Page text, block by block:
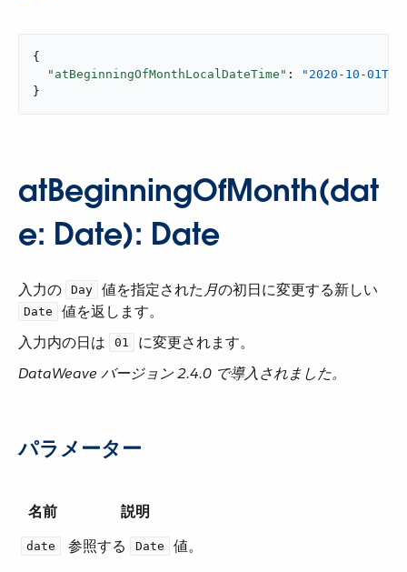
{
"atBeginningOfMonthLocalDateTime" :
"2020-10-
}
atBeginningOfMonth(dat
e: Date): Date
入力の ​ Day ​ 値を指定された​月​の初日に変更する新しい ​
Date
​ 値を返します。
入力内の日は ​
01
​ に変更されます。
DataWeave バージョン 2.4.0 で導入されました。
パラメーター
名前 説明
date 参照する ​ Date ​ 値。